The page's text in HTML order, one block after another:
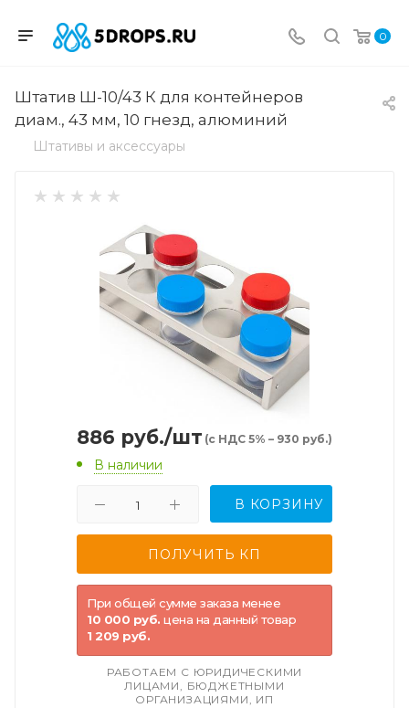
0
Штатив Ш-10/43 К для контейнеров
диам., 43 мм, 10 гнезд, алюминий
Штативы и аксессуары
886 руб./шт (с НДС 5% – 930 руб.)
В наличии
В КОРЗИНУ
При общей сумме заказа менее
10 000 руб. цена на данный товар
1 209 руб.
РАБОТАЕМ С ЮРИДИЧЕСКИМИ
ЛИЦАМИ, БЮДЖЕТНЫМИ
ОРГАНИЗАЦИЯМИ, ИП